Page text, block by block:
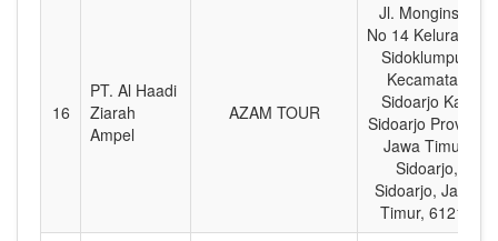
16
PT. Al Haadi
Ziarah
Ampel
AZAM TOUR
Jl. Monginsidi
No 14 Kelurahan
Sidoklumpuk
Kecamatan
Sidoarjo Kab
Sidoarjo Provinsi
Jawa Timur,
Sidoarjo,
Sidoarjo, Jawa
Timur, 61218